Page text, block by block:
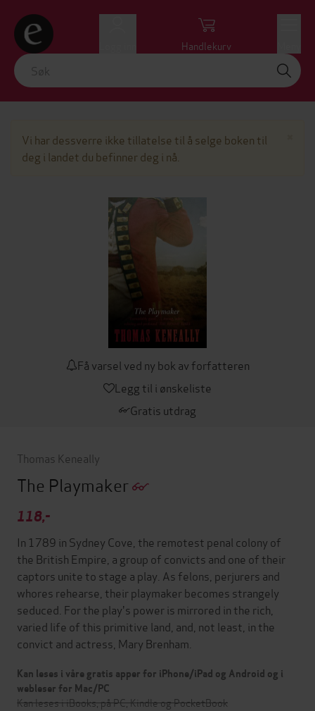
Handlekurv
Vi har dessverre ikke tillatelse til å selge boken til
deg i landet du befinner deg i nå.
Få varsel ved ny bok av forfatteren
Legg til i ønskeliste
Gratis utdrag
Thomas Keneally
The Playmaker
118,-
In 1789 in Sydney Cove, the remotest penal colony of
the British Empire, a group of convicts and one of their
captors unite to stage a play. As felons, perjurers and
whores rehearse, their playmaker becomes strangely
seduced. For the play's power is mirrored in the rich,
varied life of this primitive land, and, not least, in the
convict and actress, Mary Brenham.
Kan leses i våre gratis apper for iPhone/iPad og Android og i
webleser for Mac/PC
Kan leses i iBooks, på PC, Kindle og PocketBook